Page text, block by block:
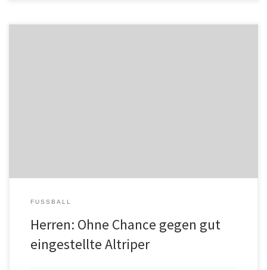
FUSSBALL
Herren: Ohne Chance gegen gut
eingestellte Altriper